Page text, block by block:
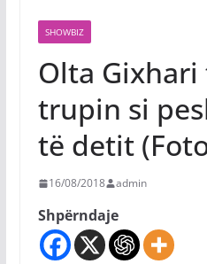
SHOWBIZ
Olta
trupin si
të detit
16/08/2018 admin
Shpërndaje